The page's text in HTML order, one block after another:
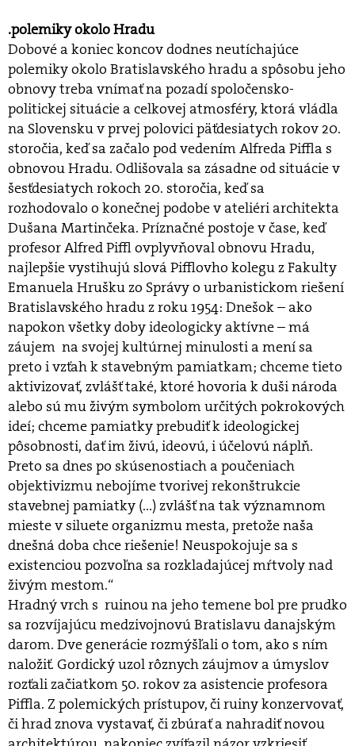
.polemiky okolo Hradu
Dobové a koniec koncov dodnes neutíchajúce
polemiky okolo Bratislavského hradu a spôsobu jeho
obnovy treba vnímať na pozadí spoločensko-
politickej situácie a celkovej atmosféry, ktorá vládla
na Slovensku v prvej polovici päťdesiatych rokov 20.
storočia, keď sa začalo pod vedením Alfreda Piffla s
obnovou Hradu. Odlišovala sa zásadne od situácie v
šesťdesiatych rokoch 20. storočia, keď sa
rozhodovalo o konečnej podobe v ateliéri architekta
Dušana Martinčeka. Príznačné postoje v čase, keď
profesor Alfred Piffl ovplyvňoval obnovu Hradu,
najlepšie vystihujú slová Pifflovho kolegu z Fakulty
Emanuela Hrušku zo Správy o urbanistickom riešení
Bratislavského hradu z roku 1954: Dnešok – ako
napokon všetky doby ideologicky aktívne – má
záujem na svojej kultúrnej minulosti a mení sa
preto i vzťah k stavebným pamiatkam; chceme tieto
aktivizovať, zvlášť také, ktoré hovoria k duši národa
alebo sú mu živým symbolom určitých pokrokových
ideí; chceme pamiatky prebudiť k ideologickej
pôsobnosti, dať im živú, ideovú, i účelovú náplň.
Preto sa dnes po skúsenostiach a poučeniach
objektivizmu nebojíme tvorivej rekonštrukcie
stavebnej pamiatky (...) zvlášť na tak významnom
mieste v siluete organizmu mesta, pretože naša
dnešná doba chce riešenie! Neuspokojuje sa s
existenciou pozvoľna sa rozkladajúcej mŕtvoly nad
živým mestom.“
Hradný vrch s ruinou na jeho temene bol pre prudko
sa rozvíjajúcu medzivojnovú Bratislavu danajským
darom. Dve generácie rozmýšľali o tom, ako s ním
naložiť. Gordický uzol rôznych záujmov a úmyslov
rozťali začiatkom 50. rokov za asistencie profesora
Piffla. Z polemických prístupov, či ruiny konzervovať,
či hrad znova vystavať, či zbúrať a nahradiť novou